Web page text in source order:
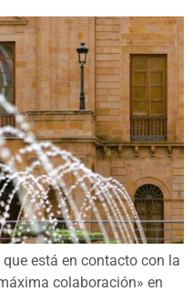
está en contacto con la
colaboración» en